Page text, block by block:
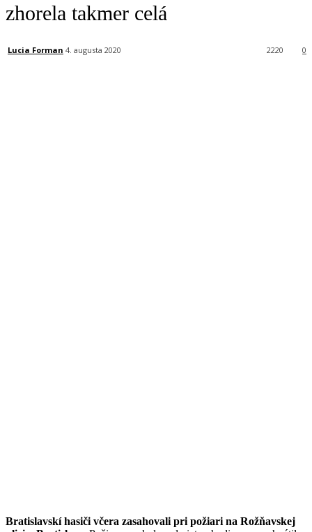
zhorela takmer celá
Lucia Forman 4. augusta 2020 0
2220
Bratislavskí hasiči včera zasahovali pri požiari na Rožňavskej